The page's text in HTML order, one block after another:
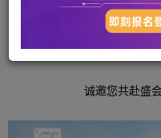
深圳宝
诚邀您共赴盛